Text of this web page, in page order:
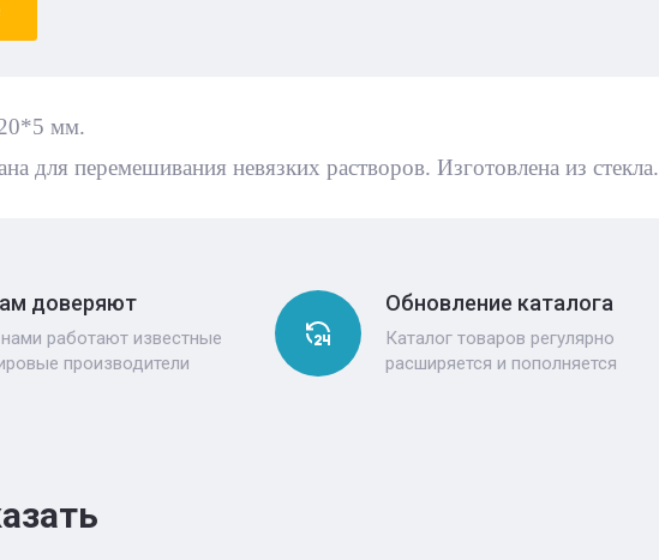
мм.
для перемешивания невязких растворов. Изготовлена из стекла.
доверяют
работают известные
производители
Обновление каталога
Каталог товаров регулярно
расширяется и пополняется